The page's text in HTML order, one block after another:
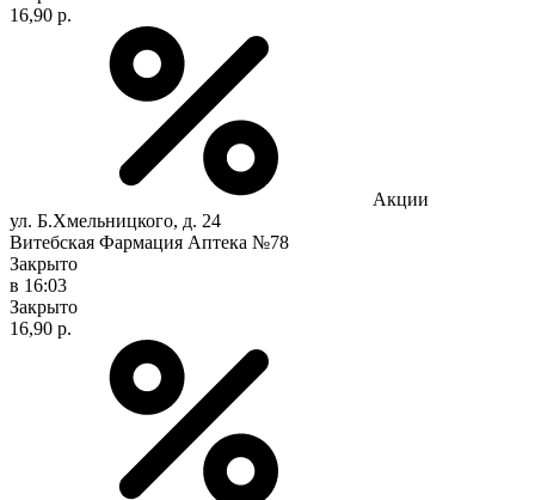
16,90 р.
Акции
ул. Б.Хмельницкого, д. 24
Витебская Фармация Аптека №78
Закрыто
в 16:03
Закрыто
16,90 р.